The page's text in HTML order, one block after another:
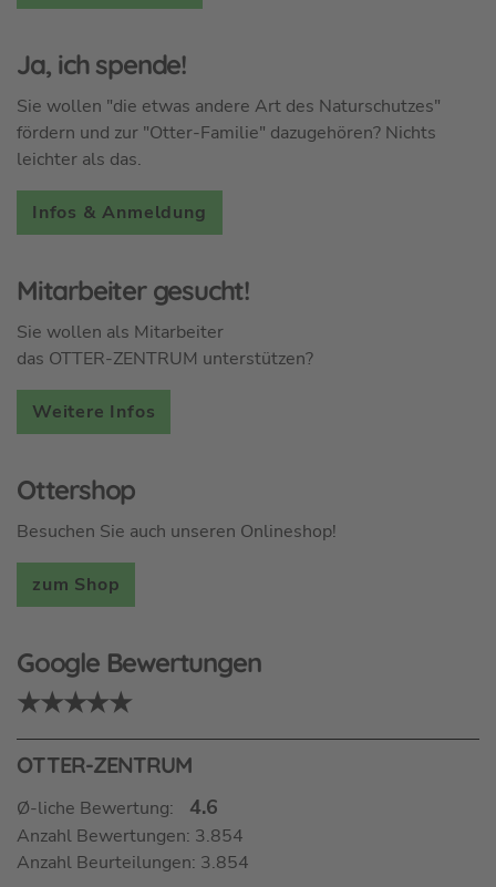
Ja, ich spende!
Sie wollen "die etwas andere Art des Naturschutzes"
fördern und zur "Otter-Familie" dazugehören? Nichts
leichter als das.
Infos & Anmeldung
Mitarbeiter gesucht!
Sie wollen als Mitarbeiter
das OTTER-ZENTRUM unterstützen?
Weitere Infos
Ottershop
Besuchen Sie auch unseren Onlineshop!
zum Shop
Google Bewertungen
★★★★★
OTTER-ZENTRUM
Ø-liche Bewertung: 4.6
Anzahl Bewertungen: 3.854
Anzahl Beurteilungen: 3.854